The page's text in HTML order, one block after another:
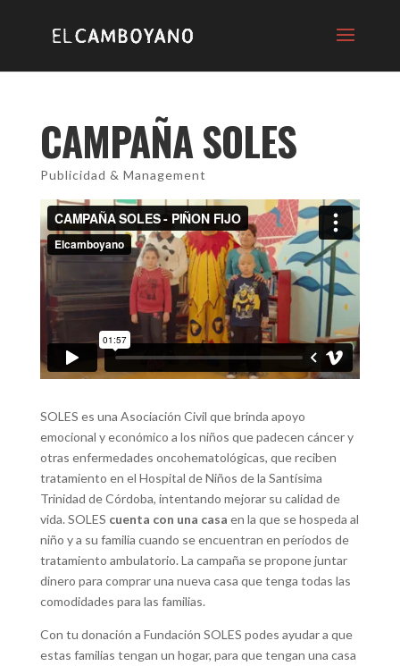
CAMPAÑA SOLES
Publicidad & Management
SOLES es una Asociación Civil que brinda apoyo
emocional y económico a los niños que padecen cáncer y
otras enfermedades oncohematológicas, que reciben
tratamiento en el Hospital de Niños de la Santísima
Trinidad de Córdoba, intentando mejorar su calidad de
vida. SOLES cuenta con una casa en la que se hospeda al
niño y a su familia cuando se encuentran en períodos de
tratamiento ambulatorio. La campaña se propone juntar
dinero para comprar una nueva casa que tenga todas las
comodidades para las familias.
Con tu donación a Fundación SOLES podes ayudar a que
estas familias tengan un hogar, para que tengan una casa